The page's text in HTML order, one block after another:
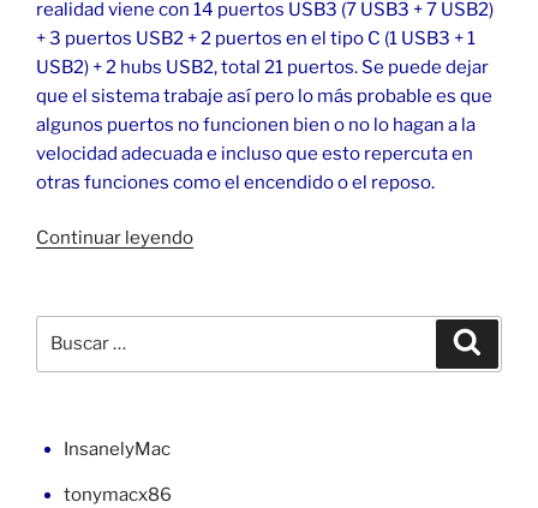
realidad viene con 14 puertos USB3 (7 USB3 + 7 USB2)
+ 3 puertos USB2 + 2 puertos en el tipo C (1 USB3 + 1
USB2) + 2 hubs USB2, total 21 puertos. Se puede dejar
que el sistema trabaje así pero lo más probable es que
algunos puertos no funcionen bien o no lo hagan a la
velocidad adecuada e incluso que esto repercuta en
otras funciones como el encendido o el reposo.
Continuar leyendo«Puertos
Z390
por:
InsanelyMac
tonymacx86